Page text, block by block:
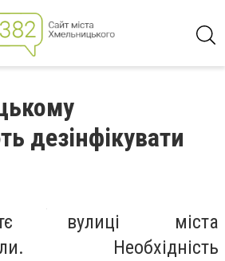
дезінфікувати
вулиці міста
Необхідність